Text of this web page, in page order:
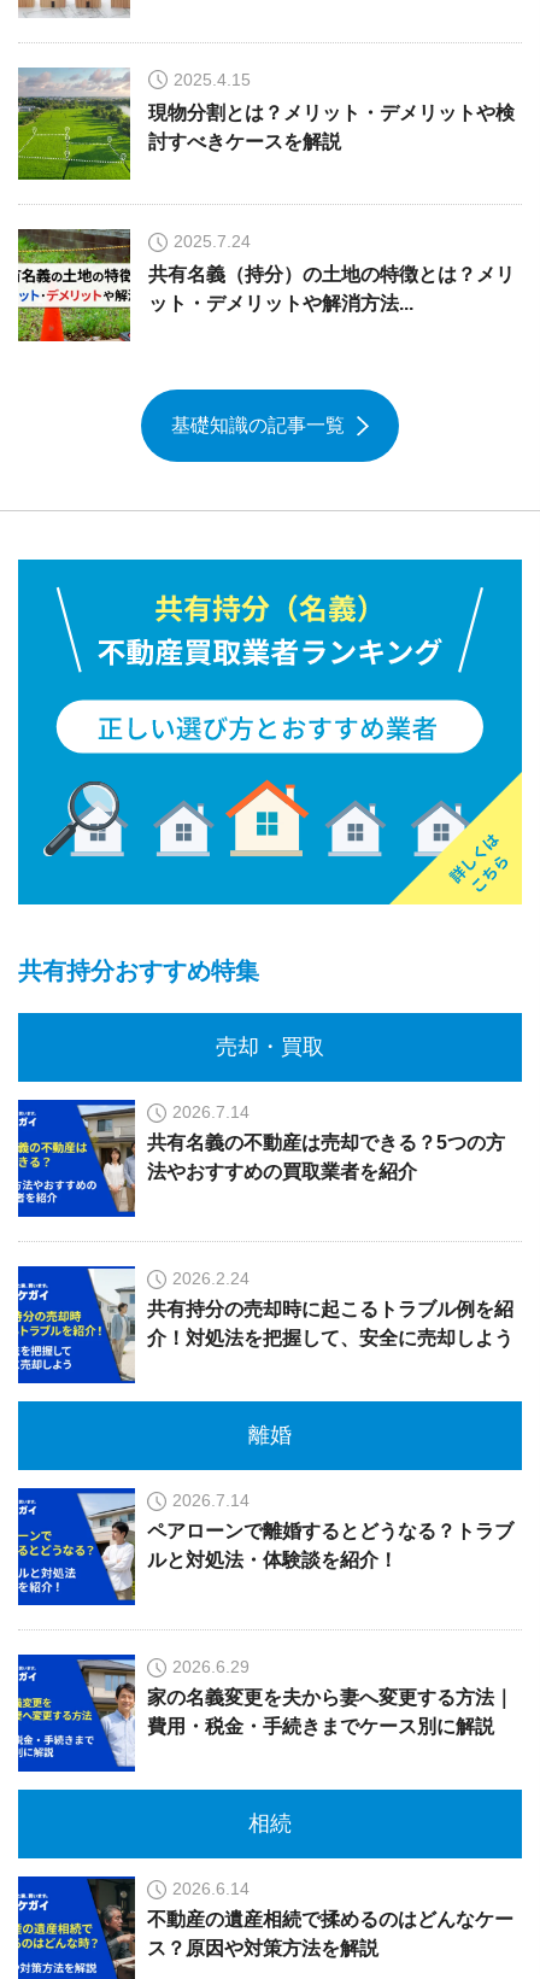
2025.4.15
現物分割とは？メリット・デメリットや検
討すべきケースを解説
2025.7.24
共有名義（持分）の土地の特徴とは？メリ
ット・デメリットや解消方法...
基礎知識の記事一覧
共有持分おすすめ特集
売却・買取
2026.7.14
共有名義の不動産は売却できる？5つの方
法やおすすめの買取業者を紹介
2026.2.24
共有持分の売却時に起こるトラブル例を紹
介！対処法を把握して、安全に売却しよう
離婚
2026.7.14
ペアローンで離婚するとどうなる？トラブ
ルと対処法・体験談を紹介！
2026.6.29
家の名義変更を夫から妻へ変更する方法｜
費用・税金・手続きまでケース別に解説
相続
2026.6.14
不動産の遺産相続で揉めるのはどんなケー
ス？原因や対策方法を解説